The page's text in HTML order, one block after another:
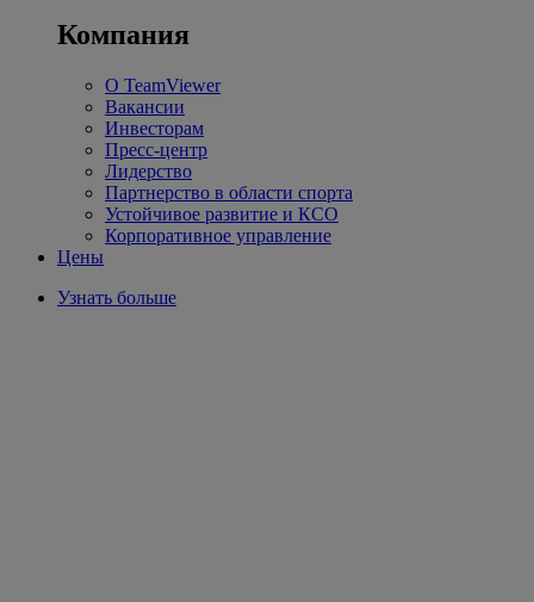
Компания
О TeamViewer
Вакансии
Инвесторам
Пресс-центр
Лидерство
Партнерство в области спорта
Устойчивое развитие и КСО
Корпоративное управление
Цены
Узнать больше